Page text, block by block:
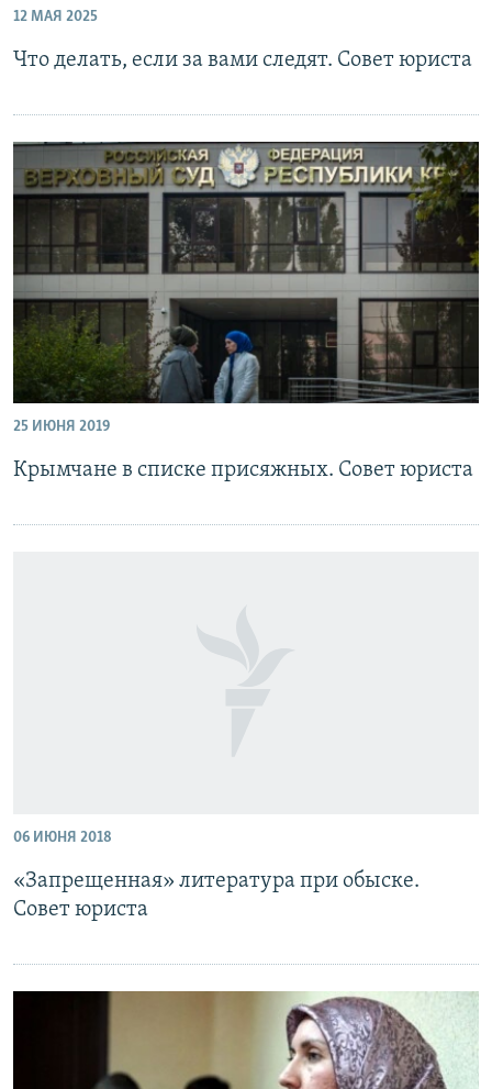
ПОБЕДИТЕЛЕЙ НЕ СУДЯТ?
КРЫМ.НЕПОКОРЕННЫЙ
УКРАИНСКАЯ ПРОБЛЕМА КРЫМА
ПРИСОЕДИНЯЙТЕСЬ!
Все сайты RFE/RL
12 МАЯ 2025
Что делать, если за вами следят. Совет юриста
25 ИЮНЯ 2019
Крымчане в списке присяжных. Совет юриста
06 ИЮНЯ 2018
«Запрещенная» литература при обыске.
Совет юриста